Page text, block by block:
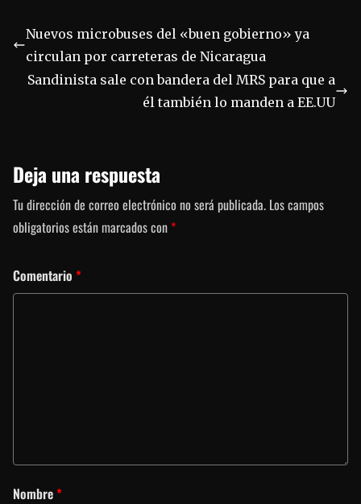
Nuevos microbuses del «buen gobierno» ya
circulan por carreteras de Nicaragua
Sandinista sale con bandera del MRS para que a
él también lo manden a EE.UU
Deja una respuesta
Tu dirección de correo electrónico no será publicada. Los campos
obligatorios están marcados con *
Comentario *
Nombre*